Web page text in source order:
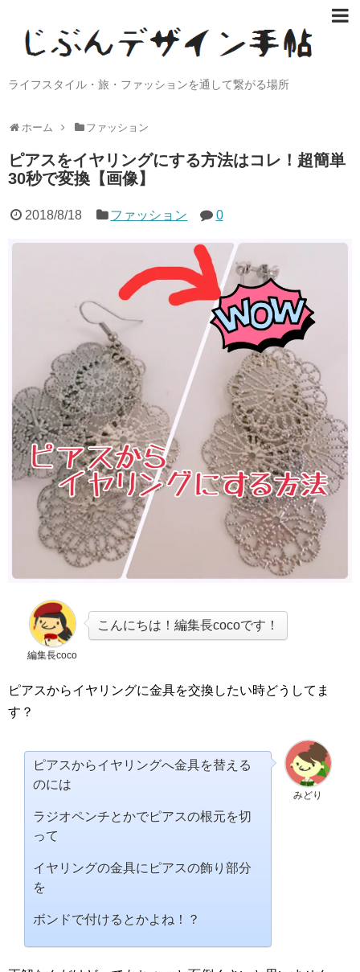
ライフスタイル・旅・ファッションを通して繋がる場所
ホーム ファッション
ピアスをイヤリングにする方法はコレ！超簡単
30秒で変換【画像】
2018/8/18 ファッション 0
編集長coco
こんにちは！編集長cocoです！
ピアスからイヤリングに金具を交換したい時どうしてま
す？
みどり
ピアスからイヤリングへ金具を替える
のには
ラジオペンチとかでピアスの根元を切
って
イヤリングの金具にピアスの飾り部分
を
ボンドで付けるとかよね！？